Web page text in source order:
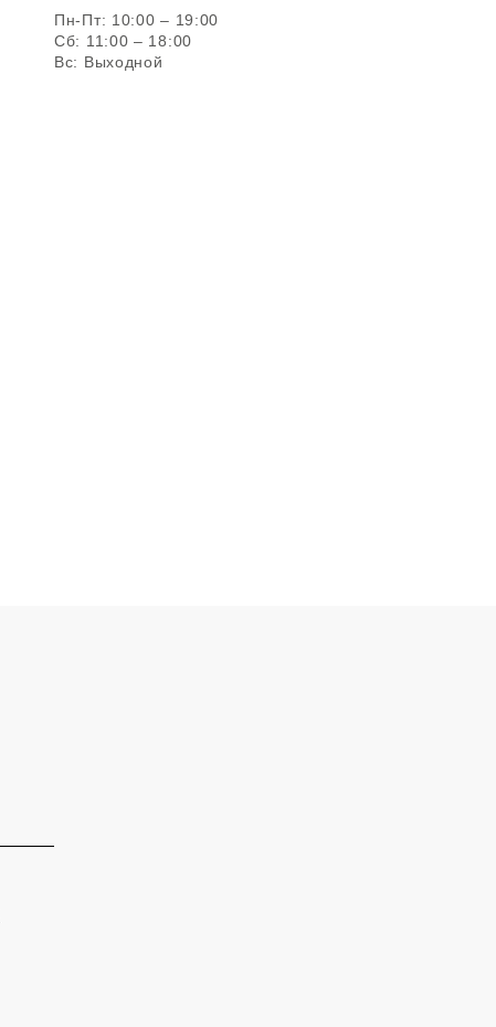
Пн-Пт: 10:00 – 19:00
Сб: 11:00 – 18:00
Вс: Выходной